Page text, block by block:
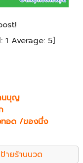
1 Average: 5]
นบุญ
อด /ของนึ่ง
ป้ายร้านนวด